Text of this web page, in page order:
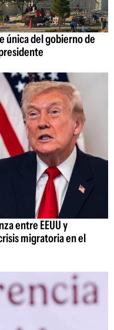
única del gobierno de
entre EEUU y
migratoria en el